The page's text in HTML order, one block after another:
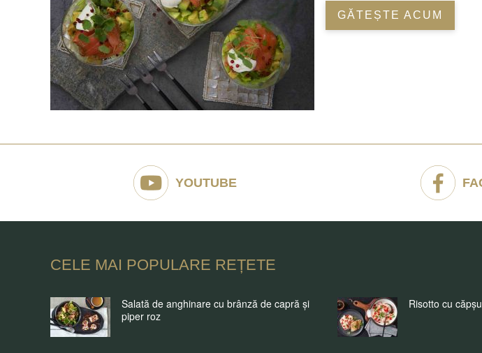
GĂTEȘTE ACUM
YOUTUBE
CELE MAI POPULARE REȚETE
Salată de anghinare cu brânză de capră și
piper roz
Risotto cu